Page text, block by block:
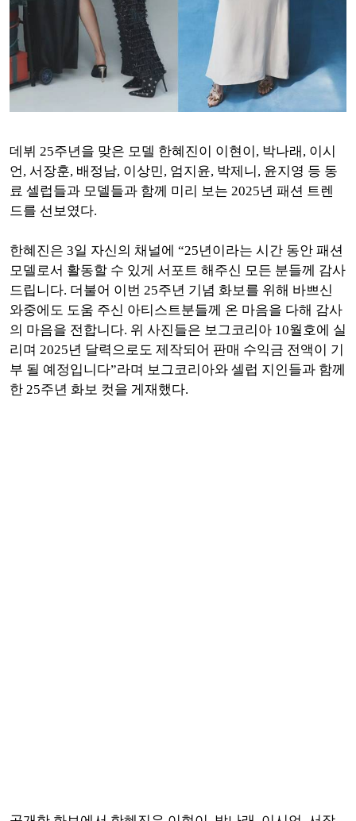
데뷔 25주년을 맞은 모델 한혜진이 이현이, 박나래, 이시
언, 서장훈, 배정남, 이상민, 엄지윤, 박제니, 윤지영 등 동
료 셀럽들과 모델들과 함께 미리 보는 2025년 패션 트렌
드를 선보였다.
한혜진은 3일 자신의 채널에 “25년이라는 시간 동안 패션
모델로서 활동할 수 있게 서포트 해주신 모든 분들께 감사
드립니다. 더불어 이번 25주년 기념 화보를 위해 바쁘신
와중에도 도움 주신 아티스트분들께 온 마음을 다해 감사
의 마음을 전합니다. 위 사진들은 보그코리아 10월호에 실
리며 2025년 달력으로도 제작되어 판매 수익금 전액이 기
부 될 예정입니다”라며 보그코리아와 셀럽 지인들과 함께
한 25주년 화보 컷을 게재했다.